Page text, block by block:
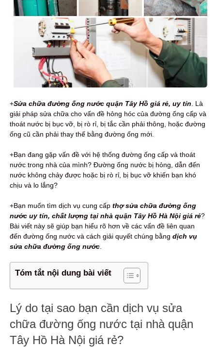
+Sửa chữa đường ống nước quận Tây Hồ giá rẻ, uy tín . Là
giải pháp sửa chữa cho vấn đề hỏng hóc của đường ống cấp và
thoát nước bị bục vỡ, bị rò rỉ, bị tắc cần phải thông, hoặc đường
ống cũ cần phải thay thế bằng đường ống mới.
+Bạn đang gặp vấn đề với hệ thống đường ống cấp và thoát
nước trong nhà của mình? Đường ống nước bị hỏng, dẫn đến
nước không chảy được hoặc bị rò rỉ, bị bục vỡ khiến bạn khó
chịu và lo lắng?
+Bạn muốn tìm dịch vụ cung cấp thợ sửa chữa đường ống
nước uy tín, chất lượng tại nhà quận Tây Hồ Hà Nội giá rẻ?
Bài viết này sẽ giúp bạn hiểu rõ hơn về các vấn đề liên quan
đến đường ống nước và cách giải quyết chúng bằng dịch vụ
sửa chữa đường ống nước
Tóm tắt nội dung bài viết
Lý do tại sao bạn cần dịch vụ sửa
chữa đường ống nước tại nhà quận
Tây Hồ Hà Nội giá rẻ?